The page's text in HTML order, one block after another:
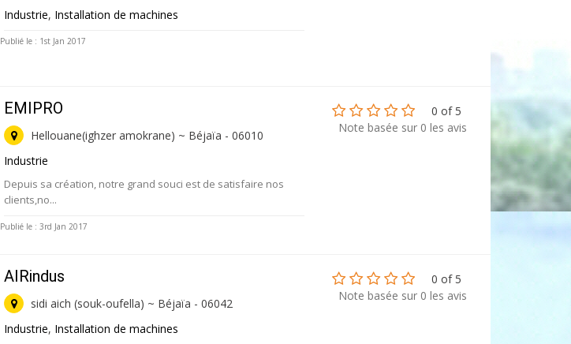
Industrie, Installation de machines
Publié le : 1st Jan 2017
EMIPRO
Hellouane(ighzer amokrane) ~ Béjaïa - 06010
Industrie
Depuis sa création, notre grand souci est de satisfaire nos
clients,no...
Publié le : 3rd Jan 2017
0 of 5
Note basée sur 0 les avis
AIRindus
sidi aich (souk-oufella) ~ Béjaïa - 06042
Industrie, Installation de machines
0 of 5
Note basée sur 0 les avis